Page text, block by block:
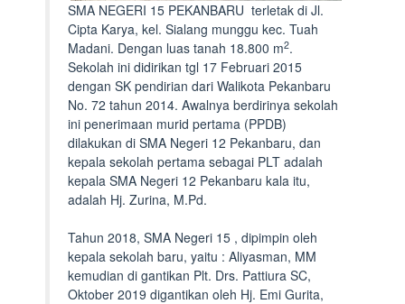
SMA NEGERI 15 PEKANBARU terletak di Jl.
Cipta Karya, kel. Sialang munggu kec. Tuah
Madani. Dengan luas tanah 18.800 m2.
Sekolah ini didirikan tgl 17 Februari 2015
dengan SK pendirian dari Walikota Pekanbaru
No. 72 tahun 2014. Awalnya berdirinya sekolah
ini penerimaan murid pertama (PPDB)
dilakukan di SMA Negeri 12 Pekanbaru, dan
kepala sekolah pertama sebagai PLT adalah
kepala SMA Negeri 12 Pekanbaru kala itu,
adalah Hj. Zurina, M.Pd.
Tahun 2018, SMA Negeri 15 , dipimpin oleh
kepala sekolah baru, yaitu : Aliyasman, MM
kemudian di gantikan Plt. Drs. Pattiura SC,
Oktober 2019 digantikan oleh Hj. Emi Gurita,